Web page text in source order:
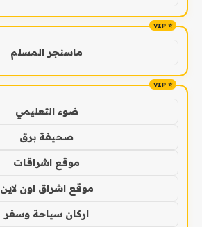
ماسنجر المسلم
ضوء التعليمي
صحيفة برق
موقع اشراقات
موقع اشراق اون لاين
اركان سياحة وسفر